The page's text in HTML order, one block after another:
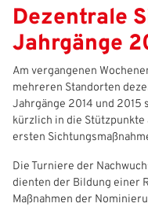
Dezentrale
Jahrgänge
Am vergangenen
mehreren Standorten
Jahrgänge 2014 und 2015
kürzlich in die Stützpunkte
ersten
Die Turniere der
dienten der Bildung einer
Maßnahmen der
Geschäftsstelle
Chronik
Ehrentafel
Karriere
Partnerschaft
Mitgliedschaft
Sicherheit
Junioren
Juniorinnen
Kinderfußball
eSports
Schiedsrichter
Eliteschulen
Erzieher und
DFB-Mobil
DFB-Masterplan
Vielfalt
Fair Play
Inklusion
Prävention
Schule und Kita
Newsletter
DFBnet
Passwesen
Vereinsangebote
Archiv
Downloads